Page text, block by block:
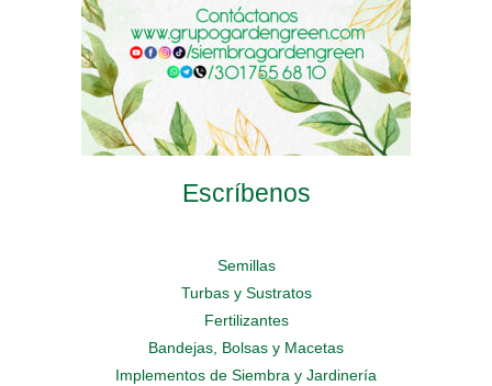
producto
producto
producto
Escríbenos
Semillas
Turbas y Sustratos
Fertilizantes
Bandejas, Bolsas y Macetas
Implementos de Siembra y Jardinería